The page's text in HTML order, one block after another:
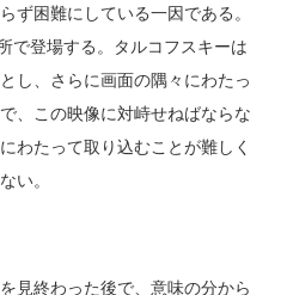
困難にしている一因である。
で登場する。タルコフスキーは
し、さらに画面の隅々にわたっ
、この映像に対峙せねばならな
わたって取り込むことが難しく
い。
見終わった後で、意味の分から